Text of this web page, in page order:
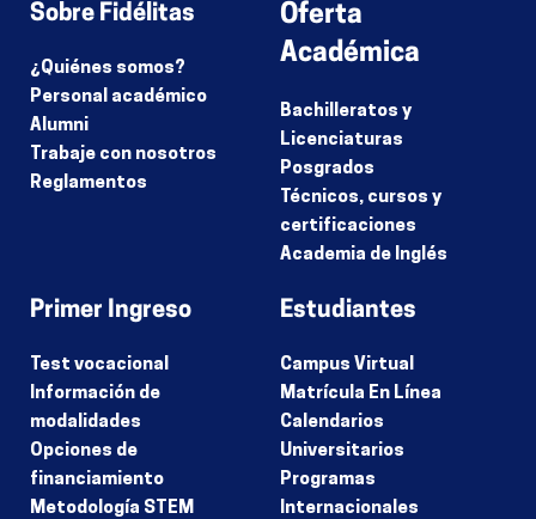
Sobre Fidélitas
¿Quiénes somos?
Personal académico
Alumni
Trabaje con nosotros
Reglamentos
Oferta
Académica
Bachilleratos y
Licenciaturas
Posgrados
Técnicos, cursos y
certificaciones
Academia de Inglés
Primer Ingreso
Test vocacional
Información de
modalidades
Opciones de
financiamiento
Metodología STEM
Estudiantes
Campus Virtual
Matrícula En Línea
Calendarios
Universitarios
Programas
Internacionales